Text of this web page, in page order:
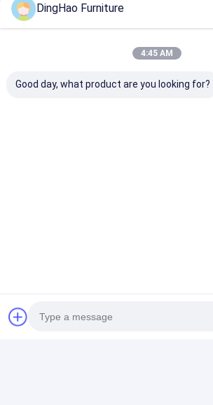
最高の価格で
OEM/ODM カスタム
DingHao Furniture
4:45 AM
Good day, what product are you looking for?